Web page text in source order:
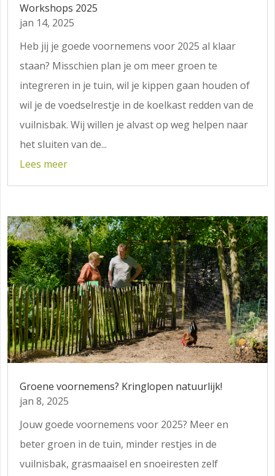
Workshops 2025
jan 14, 2025
Heb jij je goede voornemens voor 2025 al klaar
staan? Misschien plan je om meer groen te
integreren in je tuin, wil je kippen gaan houden of
wil je de voedselrestje in de koelkast redden van de
vuilnisbak. Wij willen je alvast op weg helpen naar
het sluiten van de...
Lees meer
Groene voornemens? Kringlopen natuurlijk!
jan 8, 2025
Jouw goede voornemens voor 2025? Meer en
beter groen in de tuin, minder restjes in de
vuilnisbak, grasmaaisel en snoeiresten zelf